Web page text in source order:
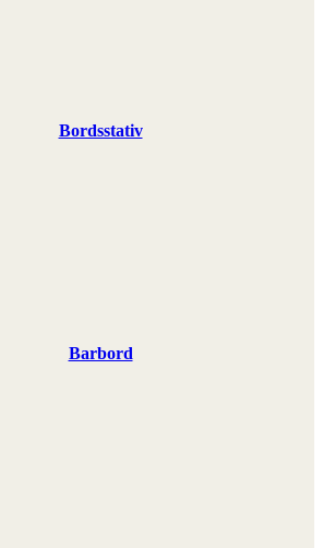
Bordsstativ
Barbord